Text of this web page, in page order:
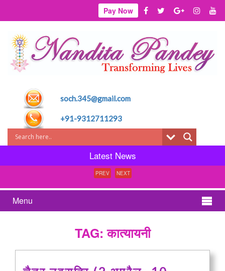
Pay Now
soch.345@gmail.com
+91-9312711293
Latest News
PREV NEXT
Menu
TAG: कात्यायनी